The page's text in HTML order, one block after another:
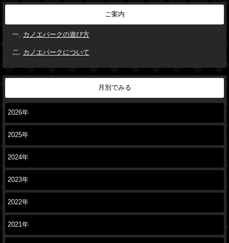
ご案内
カノエパークの遊び方
カノエパークについて
月別でみる
2026年
2025年
2024年
2023年
2022年
2021年